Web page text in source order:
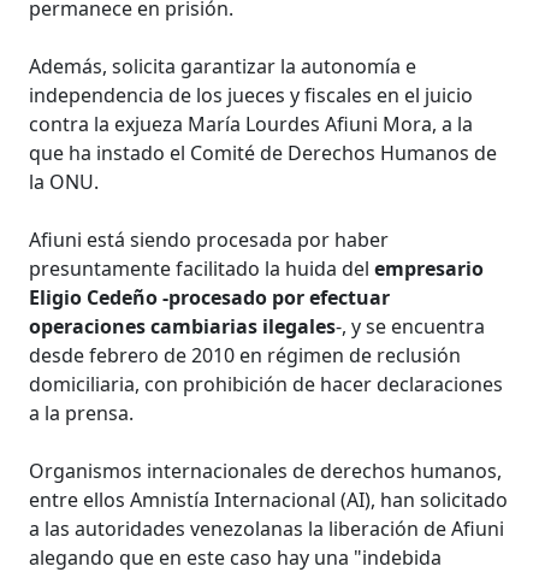
permanece en prisión.
Además, solicita garantizar la autonomía e
independencia de los jueces y fiscales en el juicio
contra la exjueza María Lourdes Afiuni Mora, a la
que ha instado el Comité de Derechos Humanos de
la ONU.
Afiuni está siendo procesada por haber
presuntamente facilitado la huida delempresario
Eligio Cedeño -procesado por efectuar
operaciones cambiarias ilegales-, y se encuentra
desde febrero de 2010 en régimen de reclusión
domiciliaria, con prohibición de hacer declaraciones
a la prensa.
Organismos internacionales de derechos humanos,
entre ellos Amnistía Internacional (AI), han solicitado
a las autoridades venezolanas la liberación de Afiuni
alegando que en este caso hay una "indebida